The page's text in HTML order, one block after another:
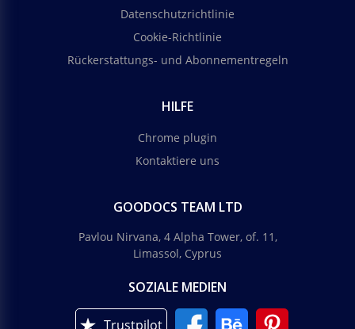
Datenschutzrichtlinie
Cookie-Richtlinie
Rückerstattungs- und Abonnementregeln
HILFE
Chrome plugin
Kontaktiere uns
GOODOCS TEAM LTD
Pavlou Nirvana, 4 Alpha Tower, of. 11,
Limassol, Cyprus
SOZIALE MEDIEN
Trustpilot